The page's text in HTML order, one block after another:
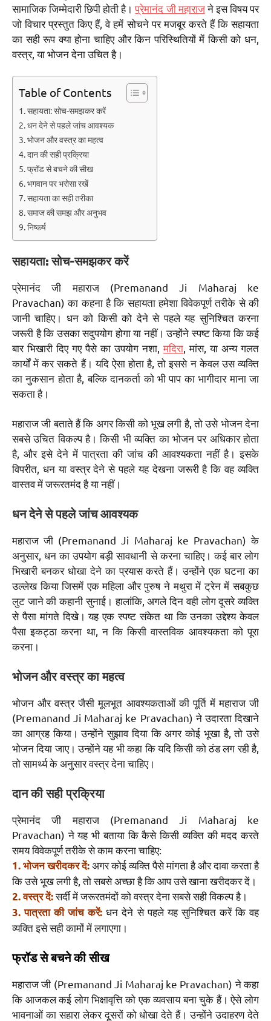
सामाजिक जिम्मेदारी छिपी होती है।प्रेमानंद जी महाराजने इस विषय पर
जो विचार प्रस्तुत किए हैं, वे हमें सोचने पर मजबूर करते हैं कि सहायता
का सही रूप क्या होना चाहिए और किन परिस्थितियों में किसी को धन,
वस्त्र, या भोजन देना उचित है।
Table of Contents
सहायता: सोच-समझकर करें
धन देने से पहले जांच आवश्यक
भोजन और वस्त्र का महत्व
दान की सही प्रक्रिया
फ्रॉड से बचने की सीख
भगवान पर भरोसा रखें
सहायता का सही तरीका
समाज की समझ और अनुभव
निष्कर्ष
सहायता: सोच-समझकर करें
प्रेमानंद जी महाराज (Premanand Ji Maharaj ke
Pravachan) का कहना है कि सहायता हमेशा विवेकपूर्ण तरीके से की
जानी चाहिए। धन को किसी को देने से पहले यह सुनिश्चित करना
जरूरी है कि उसका सदुपयोग होगा या नहीं। उन्होंने स्पष्ट किया कि कई
बार भिखारी दिए गए पैसे का उपयोग नशा,मदिरा , मांस, या अन्य गलत
कार्यों में कर सकते हैं। यदि ऐसा होता है, तो इससे न केवल उस व्यक्ति
का नुकसान होता है, बल्कि दानकर्ता को भी पाप का भागीदार माना जा
सकता है।
महाराज जी बताते हैं कि अगर किसी को भूख लगी है, तो उसे भोजन देना
सबसे उचित विकल्प है। किसी भी व्यक्ति का भोजन पर अधिकार होता
है, और इसे देने में पात्रता की जांच की आवश्यकता नहीं है। इसके
विपरीत, धन या वस्त्र देने से पहले यह देखना जरूरी है कि वह व्यक्ति
वास्तव में जरूरतमंद है या नहीं।
धन देने से पहले जांच आवश्यक
महाराज जी (Premanand Ji Maharaj ke Pravachan) के
अनुसार, धन का उपयोग बड़ी सावधानी से करना चाहिए। कई बार लोग
भिखारी बनकर धोखा देने का प्रयास करते हैं। उन्होंने एक घटना का
उल्लेख किया जिसमें एक महिला और पुरुष ने मथुरा में ट्रेन में सबकुछ
लुट जाने की कहानी सुनाई। हालांकि, अगले दिन वही लोग दूसरे व्यक्ति
से पैसा मांगते दिखे। यह एक स्पष्ट संकेत था कि उनका उद्देश्य केवल
पैसा इकट्ठा करना था, न कि किसी वास्तविक आवश्यकता को पूरा
करना।
भोजन और वस्त्र का महत्व
भोजन और वस्त्र जैसी मूलभूत आवश्यकताओं की पूर्ति में महाराज जी
(Premanand Ji Maharaj ke Pravachan) ने उदारता दिखाने
का आग्रह किया। उन्होंने सुझाव दिया कि अगर कोई भूखा है, तो उसे
भोजन दिया जाए। उन्होंने यह भी कहा कि यदि किसी को ठंड लग रही है,
तो सामर्थ्य के अनुसार वस्त्र देना चाहिए।
दान की सही प्रक्रिया
प्रेमानंद जी महाराज (Premanand Ji Maharaj ke
Pravachan) ने यह भी बताया कि कैसे किसी व्यक्ति की मदद करते
समय विवेकपूर्ण तरीके से काम करना चाहिए:
1. भोजन खरीदकर दें:अगर कोई व्यक्ति पैसे मांगता है और दावा करता है
कि उसे भूख लगी है, तो सबसे अच्छा है कि आप उसे खाना खरीदकर दें।
2. वस्त्र दें:सर्दी में जरूरतमंदों को वस्त्र देना सबसे सही विकल्प है।
3. पात्रता की जांच करें: धन देने से पहले यह सुनिश्चित करें कि वह
व्यक्ति इसे सही कामों में लगाएगा।
फ्रॉड से बचने की सीख
महाराज जी (Premanand Ji Maharaj ke Pravachan) ने कहा
कि आजकल कई लोग भिक्षावृत्ति को एक व्यवसाय बना चुके हैं। ऐसे लोग
भावनाओं का सहारा लेकर दूसरों को धोखा देते हैं। उन्होंने उदाहरण देते